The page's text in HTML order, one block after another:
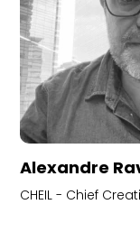
Alexandre
CHEIL - Chief